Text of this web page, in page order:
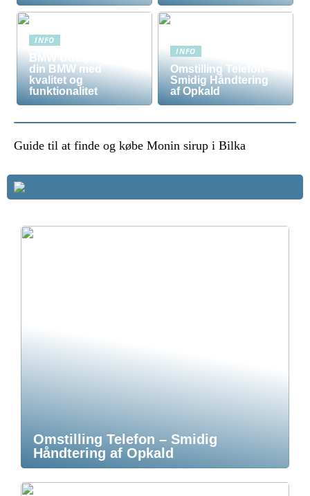
INFO
BMW Udstyr – Tilpas
din BMW med
kvalitet og
funktionalitet
INFO
Omstilling Telefon –
Smidig Håndtering
af Opkald
Guide til at finde og købe Monin sirup i Bilka
Omstilling Telefon – Smidig
Håndtering af Opkald